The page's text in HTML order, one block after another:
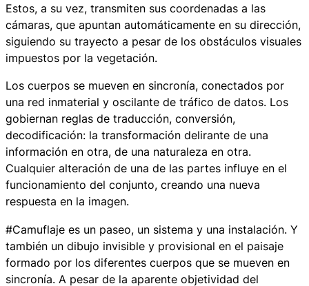
Estos, a su vez, transmiten sus coordenadas a las
cámaras, que apuntan automáticamente en su dirección,
siguiendo su trayecto a pesar de los obstáculos visuales
impuestos por la vegetación.
Los cuerpos se mueven en sincronía, conectados por
una red inmaterial y oscilante de tráfico de datos. Los
gobiernan reglas de traducción, conversión,
decodificación: la transformación delirante de una
información en otra, de una naturaleza en otra.
Cualquier alteración de una de las partes influye en el
funcionamiento del conjunto, creando una nueva
respuesta en la imagen.
#Camuflaje es un paseo, un sistema y una instalación. Y
también un dibujo invisible y provisional en el paisaje
formado por los diferentes cuerpos que se mueven en
sincronía. A pesar de la aparente objetividad del